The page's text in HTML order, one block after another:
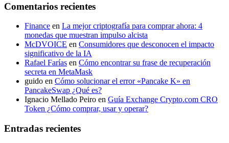
Comentarios recientes
Finance en La mejor criptografía para comprar ahora: 4
monedas que muestran impulso alcista
McDVOICE en Consumidores que desconocen el impacto
significativo de la IA
Rafael Farías en Cómo encontrar su frase de recuperación
secreta en MetaMask
guido en Cómo solucionar el error «Pancake K» en
PancakeSwap ¿Qué es?
Ignacio Mellado Peiro en Guía Exchange Crypto.com CRO
Token ¿Cómo comprar, usar y operar?
Entradas recientes